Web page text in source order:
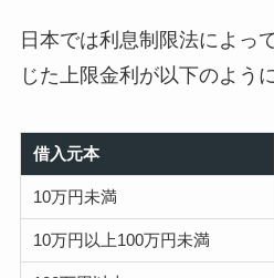
日本では利息制限法によっ
じた上限金利が以下のよう
借入元本
10万円未満
10万円以上100万円未満